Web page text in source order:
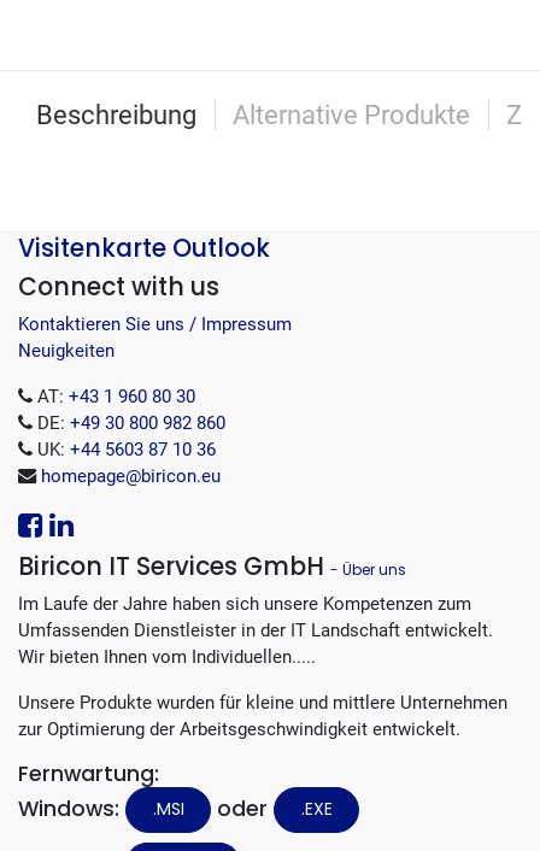
Beschreibung Alternative Produkte
Visitenkarte Outlook
Connect with us
Kontaktieren Sie uns / Impressum
Neuigkeiten
AT: +43 1 960 80 30
DE: +49 30 800 982 860
UK: +44 5603 87 10 36
homepage@biricon.eu
Biricon IT Services GmbH - Über uns
Im Laufe der Jahre haben sich unsere Kompetenzen zum
Umfassenden Dienstleister in der IT Landschaft entwickelt.
Wir bieten Ihnen vom Individuellen.....
Unsere Produkte wurden für kleine und mittlere Unternehmen
zur Optimierung der Arbeitsgeschwindigkeit entwickelt.
Fernwartung:
Windows:
.MSI oder .EXE